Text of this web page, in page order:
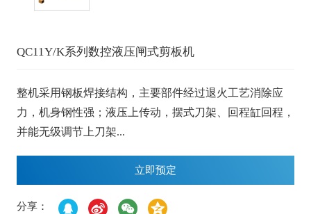
QC11Y/K系列数控液压闸式剪板机
整机采用钢板焊接结构，主要部件经过退火工艺消除应
力，机身钢性强；液压上传动，摆式刀架、回程缸回程，
并能无级调节上刀架...
立即预定
分享：